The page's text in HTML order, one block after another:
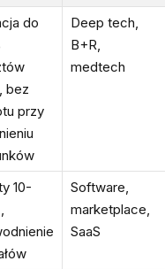
do
bez
przy
Deep tech,
B+R,
medtech
10-
Software,
marketplace,
SaaS